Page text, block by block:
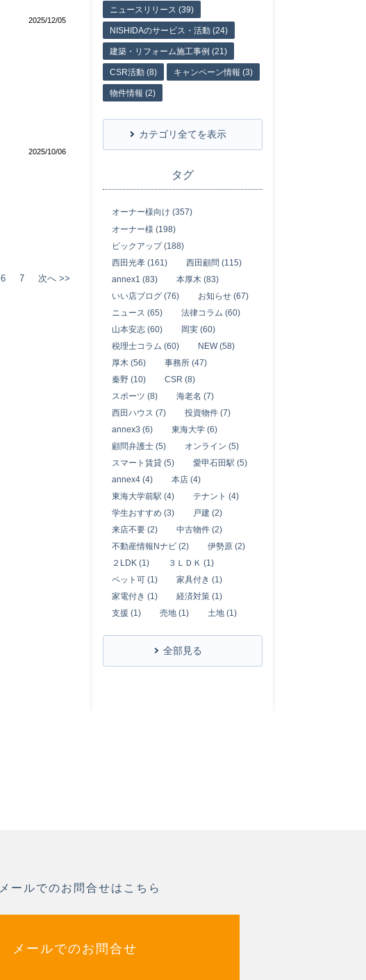
2025/12/05
2025/10/06
6 7 次へ >>
ニュースリリース (39)
NISHIDAのサービス・活動 (24)
建築・リフォーム施工事例 (21)
CSR活動 (8) キャンペーン情報 (3)
物件情報 (2)
カテゴリ全てを表示
タグ
オーナー様向け (357)
オーナー様 (198)
ピックアップ (188)
西田光孝 (161)
西田顧問 (115)
annex1 (83)
本厚木 (83)
いい店ブログ (76)
お知らせ (67)
ニュース (65)
法律コラム (60)
山本安志 (60)
岡実 (60)
税理士コラム (60)
NEW (58)
厚木 (56)
事務所 (47)
秦野 (10)
CSR (8)
スポーツ (8)
海老名 (7)
西田ハウス (7)
投資物件 (7)
annex3 (6)
東海大学 (6)
顧問弁護士 (5)
オンライン (5)
スマート賃貸 (5)
愛甲石田駅 (5)
annex4 (4)
本店 (4)
東海大学前駅 (4)
テナント (4)
学生おすすめ (3)
戸建 (2)
来店不要 (2)
中古物件 (2)
不動産情報Nナビ (2)
伊勢原 (2)
２LDK (1)
３ＬＤＫ (1)
ペット可 (1)
家具付き (1)
家電付き (1)
経済対策 (1)
支援 (1)
売地 (1) 土地 (1)
全部見る
メールでのお問合せはこちら
メールでのお問合せ